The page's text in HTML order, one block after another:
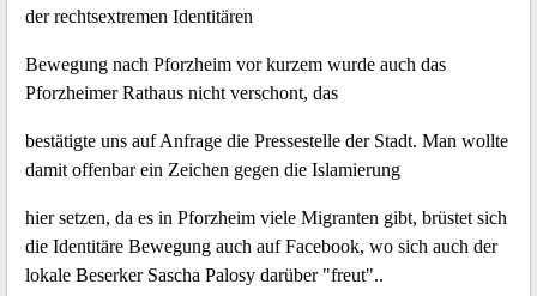
der rechtsextremen Identitären
Bewegung nach Pforzheim vor kurzem wurde auch das
Pforzheimer Rathaus nicht verschont, das
bestätigte uns auf Anfrage die Pressestelle der Stadt. Man wollte
damit offenbar ein Zeichen gegen die Islamierung
hier setzen, da es in Pforzheim viele Migranten gibt, brüstet sich
die Identitäre Bewegung auch auf Facebook, wo sich auch der
lokale Beserker Sascha Palosy darüber "freut"..